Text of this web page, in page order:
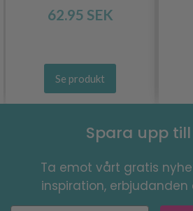
62.95 SEK
Se produkt
Spara upp till
Ta emot vårt gratis
inspiration,